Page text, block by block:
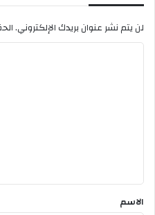
ة
ا
ن
د
لن يتم نشر عنوان بريدك الإلكتروني.
*
الاسم